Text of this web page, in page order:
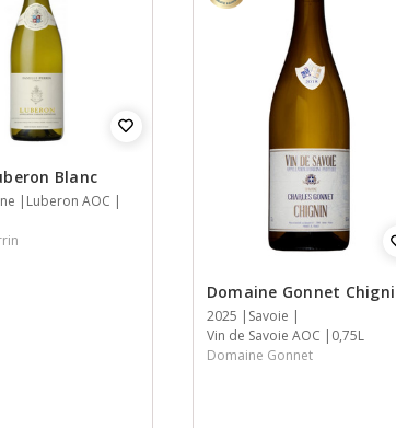
Blanc
Luberon AOC
Domaine Gonnet
Jaar
2025
StreekSavoie
Streek
Vin de Savoie AOC
Inhoud
0,75L
Domaine Gonnet